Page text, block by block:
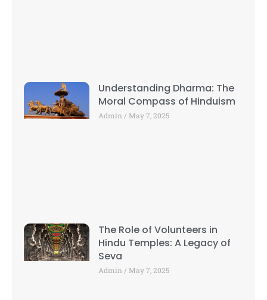
Understanding Dharma: The
Moral Compass of Hinduism
Admin May 7, 2025
The Role of Volunteers in
Hindu Temples: A Legacy of
Seva
Admin May 7, 2025